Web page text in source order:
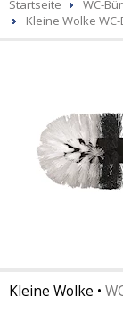
Startseite
WC-
Kleine Wolke
Kleine Wolke •